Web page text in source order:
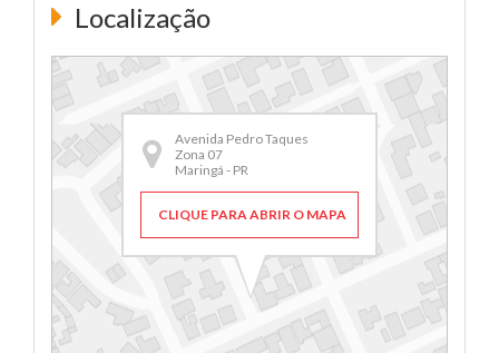
Localização
Avenida Pedro Taques
Zona 07
Maringá - PR
CLIQUE PARA ABRIR O MAPA